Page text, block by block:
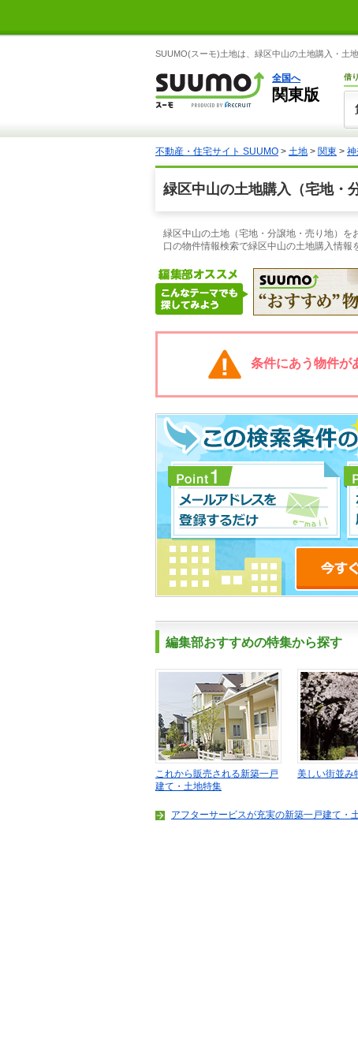
SUUMO(スーモ)土地は、緑区中山の土地購入・土
全国へ
関東版
借
不動産・住宅サイト SUUMO > 土地 > 関東 >
緑区中山の土地購入（宅地・
緑区中山の土地（宅地・分譲地・売り地）
口の物件情報検索で緑区中山の土地購入情報
条件にあう物件が
編集部おすすめの特集から探す
これから販売される新築一戸
建て・土地特集
美しい街並み
アフターサービスが充実の新築一戸建て・